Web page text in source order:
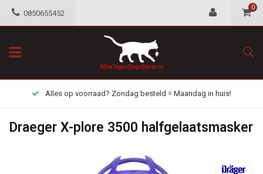
0850655452
0
Alles op voorraad? Zondag besteld = Maandag in huis!
Draeger X-plore 3500 halfgelaatsmasker